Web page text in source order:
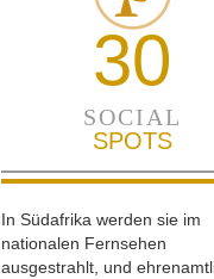
30
SOCIAL
SPOTS
In Südafrika werden sie im
nationalen Fernsehen
ausgestrahlt, und